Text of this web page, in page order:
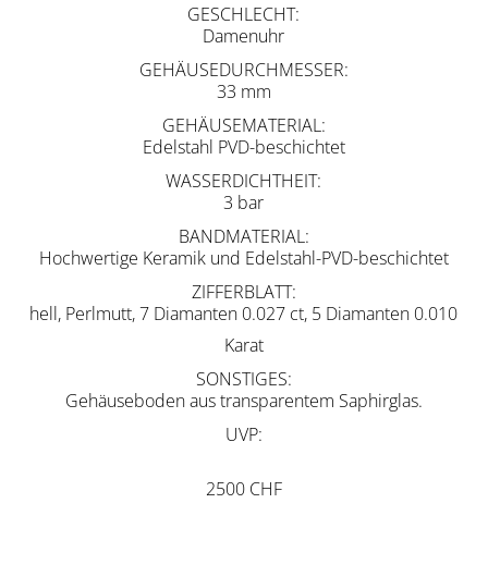
GESCHLECHT
Damenuhr
GEHÄUSEDURCHMESSER
33 mm
GEHÄUSEMATERIAL
Edelstahl PVD-beschichtet
WASSERDICHTHEIT
3 bar
BANDMATERIAL
Hochwertige Keramik und Edelstahl-PVD-beschichtet
ZIFFERBLATT
hell, Perlmutt, 7 Diamanten 0.027 ct, 5 Diamanten 0.010
Karat
SONSTIGES
Gehäuseboden aus transparentem Saphirglas.
UVP
2500 CHF